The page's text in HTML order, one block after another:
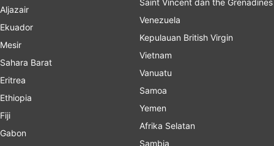
Aljazair
Ekuador
Mesir
Sahara Barat
Eritrea
Ethiopia
Fiji
Gabon
Saint Vincent dan the Grenadines
Venezuela
Kepulauan British Virgin
Vietnam
Vanuatu
Samoa
Yemen
Afrika Selatan
Sambia